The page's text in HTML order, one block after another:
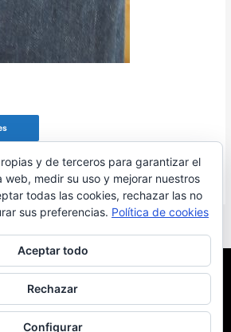
/ © Roberto Menéndez Mateos 2026
de compra
Política de privacidad
y de terceros para garantizar el
web, medir su uso y mejorar nuestros
todas las cookies, rechazar las no
sus preferencias. Política de cookies
Aceptar todo
Rechazar
Configurar